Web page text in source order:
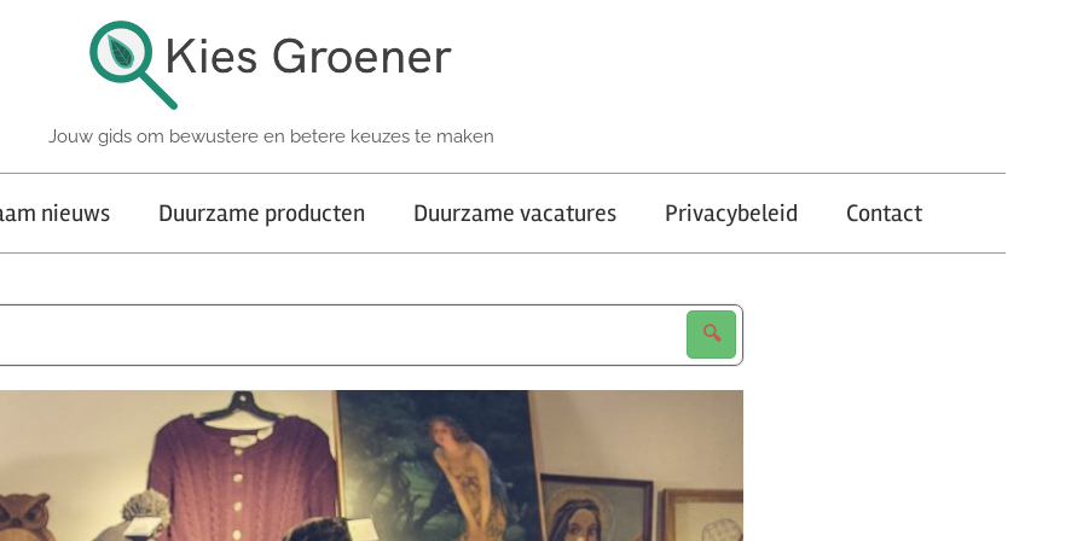
Jouw gids om bewustere en betere keuzes te maken
nieuws Duurzame producten Duurzame vacatures Privacybeleid Contact